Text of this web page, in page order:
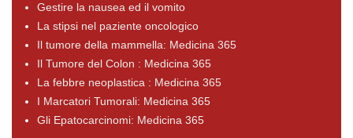
Gestire la nausea ed il vomito
La stipsi nel paziente oncologico
Il tumore della mammella: Medicina 365
Il Tumore del Colon : Medicina 365
La febbre neoplastica : Medicina 365
I Marcatori Tumorali: Medicina 365
Gli Epatocarcinomi: Medicina 365